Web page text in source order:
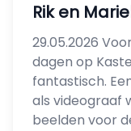
Rik en
29.05.2026
dagen op
fantastisch.
als videograaf
beelden voor